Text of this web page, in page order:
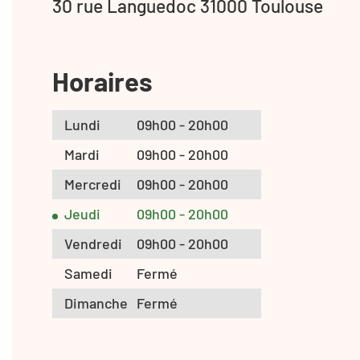
30 rue Languedoc 31000 Toulouse
Horaires
Lundi
09h00 - 20h00
Mardi
09h00 - 20h00
Mercredi
09h00 - 20h00
Jeudi
09h00 - 20h00
Vendredi
09h00 - 20h00
Samedi
Fermé
Dimanche Fermé